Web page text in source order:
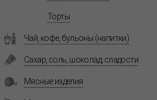
Торты
Чай, кофе, бульоны (напитки)
Сахар, соль, шоколад, сладости
Мясные изделия